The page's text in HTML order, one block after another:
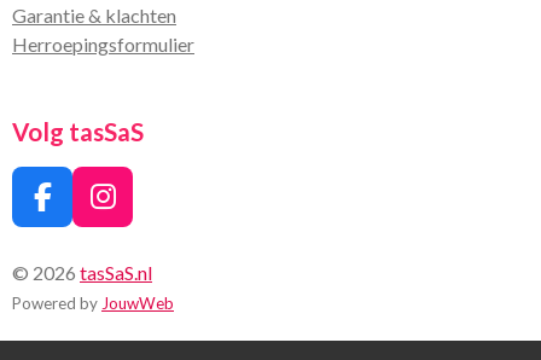
Garantie & klachten
Herroepingsformulier
Volg tasSaS
F
c
e
I
s
t
© 2026 tasSaS.nl
Powered byJouwWeb